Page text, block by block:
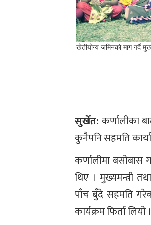
खेतीयोग्य जमिनको माग गर्दै
सुर्खेत:कर्णालीका
कुनैपनि सहमति
कर्णालीमा बसोबास
थिए । मुख्यमन्त्री
पाँच बुँदे सहमति
कार्यक्रम फिर्ता